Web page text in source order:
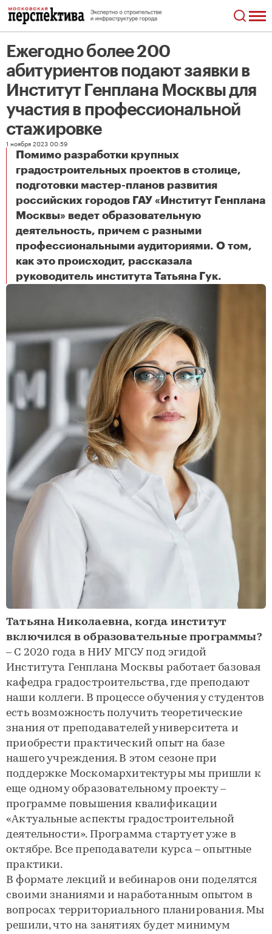
Ежегодно более 200
абитуриентов подают заявки в
Институт Генплана Москвы для
участия в профессиональной
стажировке
1 ноября 2023 00:59
Помимо разработки крупных
градостроительных проектов в столице,
подготовки мастер-планов развития
российских городов ГАУ «Институт Генплана
Москвы» ведет образовательную
деятельность, причем с разными
профессиональными аудиториями. О том,
как это происходит, рассказала
руководитель института Татьяна Гук.
Татьяна Николаевна, когда институт
включился в образовательные программы?
– С 2020 года в НИУ МГСУ под эгидой
Института Генплана Москвы работает базовая
кафедра градостроительства, где преподают
наши коллеги. В процессе обучения у студентов
есть возможность получить теоретические
знания от преподавателей университета и
приобрести практический опыт на базе
нашего учреждения. В этом сезоне при
поддержке Москомархитектуры мы пришли к
еще одному образовательному проекту –
программе повышения квалификации
«Актуальные аспекты градостроительной
деятельности». Программа стартует уже в
октябре. Все преподаватели курса – опытные
практики.
В формате лекций и вебинаров они поделятся
своими знаниями и наработанным опытом в
вопросах территориального планирования. Мы
решили, что на занятиях будет минимум